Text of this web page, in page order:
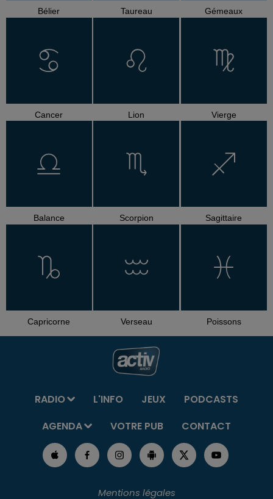
Bélier Taureau Gémeaux
Cancer Lion Vierge
Balance Scorpion Sagittaire
Capricorne Verseau Poissons
RADIO L'INFO JEUX
PODCASTS
AGENDA
VOTRE PUB CONTACT
Mentions légales